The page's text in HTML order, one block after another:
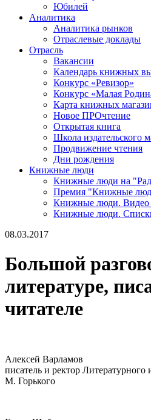
Юбилей
Аналитика
Аналитика рынков
Отраслевые доклады
Отрасль
Вакансии
Календарь книжных
Конкурс «Ревизор»
Конкурс «Малая
Карта книжных
Новое ПРОчтение
Открытая книга
Школа издательского
Продвижение чтения
Дни рождения
Книжные люди
Книжные люди на
Премия "Книжные
Книжные люди. Видео
Книжные люди.
08.03.2017
Большой
литературе,
читателе
Алексей Варламов
писатель и ректор
М. Горького